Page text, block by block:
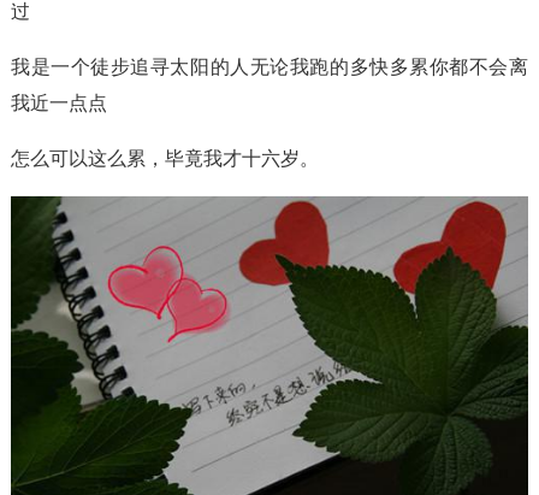
过
我是一个徒步追寻太阳的人无论我跑的多快多累你都不会离
我近一点点
怎么可以这么累，毕竟我才十六岁。